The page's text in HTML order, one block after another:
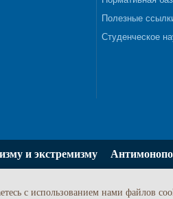
Полезные
Студенческое
и экстремизму
c использованием нами файлов